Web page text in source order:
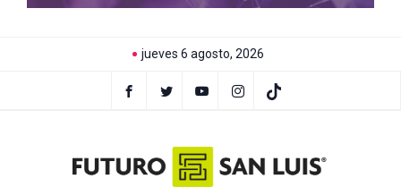
jueves 6 agosto, 2026